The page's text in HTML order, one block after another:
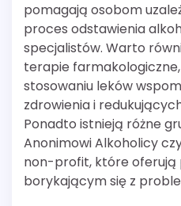
pomagają osobom
proces odstawienia
specjalistów. Warto
terapie
stosowaniu leków
zdrowienia i
Ponadto istnieją różne
Anonimowi Alkoholicy
non-profit, które oferują
borykającym się z